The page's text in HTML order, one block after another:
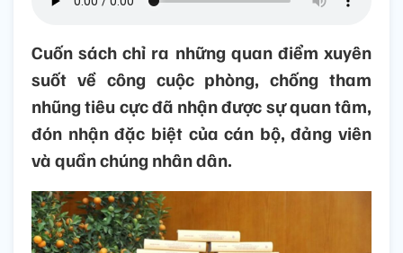
Cuốn sách chỉ ra những quan điểm xuyên
suốt về công cuộc phòng, chống tham
nhũng tiêu cực đã nhận được sự quan tâm,
đón nhận đặc biệt của cán bộ, đảng viên
và quần chúng nhân dân.